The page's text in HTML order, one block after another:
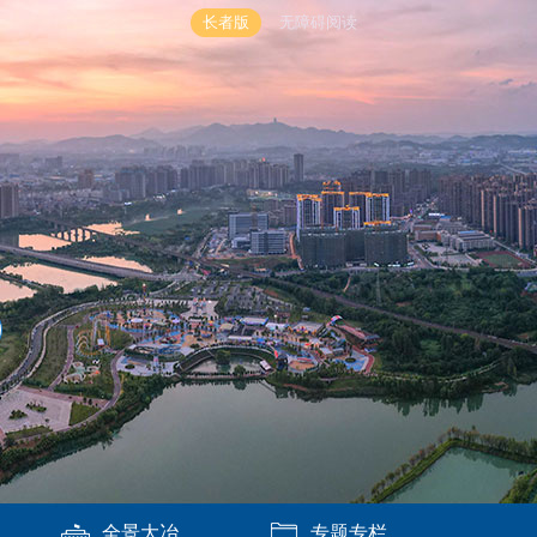
长者版 无障碍阅读
全景大冶 专题专栏